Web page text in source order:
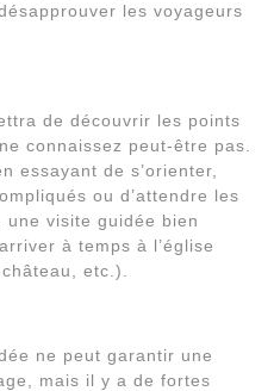
les voyageurs
de découvrir les points
connaissez peut-être pas.
essayant de s’orienter,
ou d’attendre les
visite guidée bien
à temps à l’église
etc.).
ne peut garantir une
mais il y a de fortes